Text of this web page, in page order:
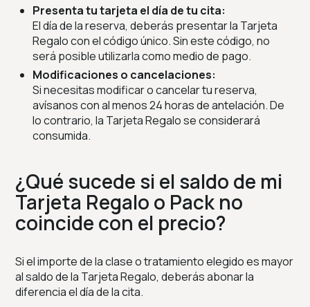
Presenta tu tarjeta el día de tu cita:
El día de la reserva, deberás presentar la Tarjeta
Regalo con el código único. Sin este código, no
será posible utilizarla como medio de pago.
Modificaciones o cancelaciones:
Si necesitas modificar o cancelar tu reserva,
avísanos con al menos 24 horas de antelación. De
lo contrario, la Tarjeta Regalo se considerará
consumida.
¿Qué sucede si el saldo de mi
Tarjeta Regalo o Pack no
coincide con el precio?
Si el importe de la clase o tratamiento elegido es mayor
al saldo de la Tarjeta Regalo, deberás abonar la
diferencia el día de la cita.